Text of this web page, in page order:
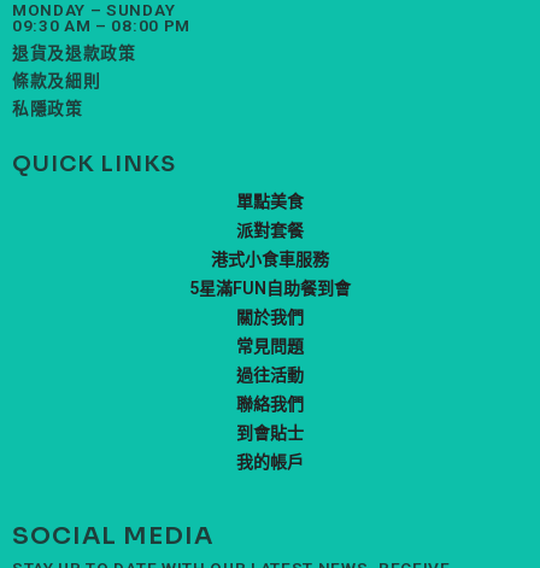
MONDAY – SUNDAY
09:30 AM – 08:00 PM
退貨及退款政策
條款及細則
私隱政策
QUICK LINKS
單點美食
派對套餐
港式小食車服務
5星滿FUN自助餐到會
關於我們
常見問題
過往活動
聯絡我們
到會貼士
我的帳戶
SOCIAL MEDIA